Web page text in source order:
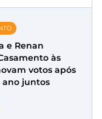
e Renan
às
votos após
ano juntos